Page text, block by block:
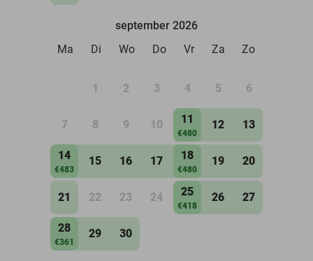
september 2026
Ma
Di Wo Do Vr Za Zo
1 2 3 4 5 6
7 8 9 10 11
€480
12 13
14
€483
15 16 17 18
€480
19 20
21 22 23 24 25
€418
26 27
28
€361
29 30